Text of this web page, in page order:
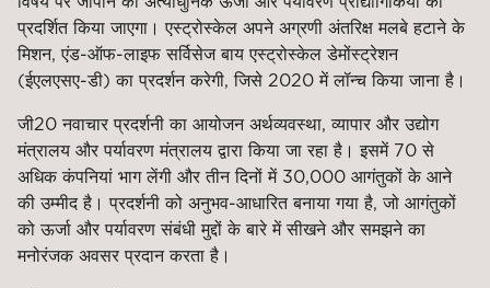
प्रदर्शित किया जाएगा। एस्ट्रोस्केल अपने अग्रणी अंतरिक्ष मलबे हटाने के
मिशन, एंड-ऑफ-लाइफ सर्विसेज बाय एस्ट्रोस्केल डेमोंस्ट्रेशन
(ईएलएसए-डी) का प्रदर्शन करेगी, जिसे 2020 में लॉन्च किया जाना है।
जी20 नवाचार प्रदर्शनी का आयोजन अर्थव्यवस्था, व्यापार और उद्योग
मंत्रालय और पर्यावरण मंत्रालय द्वारा किया जा रहा है। इसमें 70 से
अधिक कंपनियां भाग लेंगी और तीन दिनों में 30,000 आगंतुकों के आने
की उम्मीद है। प्रदर्शनी को अनुभव-आधारित बनाया गया है, जो आगंतुकों
को ऊर्जा और पर्यावरण संबंधी मुद्दों के बारे में सीखने और समझने का
मनोरंजक अवसर प्रदान करता है।